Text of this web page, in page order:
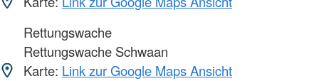
Rettungswache
Rettungswache Schwaan
Karte: Link zur Google Maps Ansicht